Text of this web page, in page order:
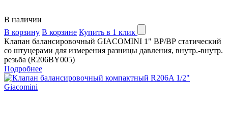
В наличии
В корзину В корзине Купить в 1 клик
Клапан балансировочный GIACOMINI 1" ВР/ВР статический
со штуцерами для измерения разницы давления, внутр.-внутр.
резьба (R206BY005)
Подробнее